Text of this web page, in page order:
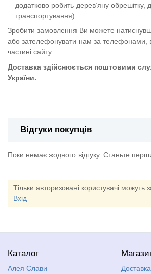
додатково робить дерев’яну обрешітку,
транспортування).
Зробити замовлення Ви можете
або зателефонувати нам за телефонами,
частині сайту.
Доставка здійснюється поштовими
України.
Відгуки покупців
Поки немає жодного відгуку. Станьте
Тільки авторизовані користувачі можуть
Вхід
Каталог
Алея Слави